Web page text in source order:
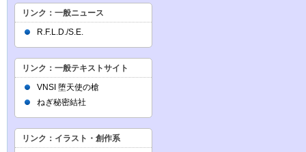
リンク：一般ニュース
R.F.L.D./S.E.
リンク：一般テキストサイト
VNSI 堕天使の槍
ねぎ秘密結社
リンク：イラスト・創作系